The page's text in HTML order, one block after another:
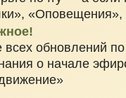
обновлений по
о начале эфиров,